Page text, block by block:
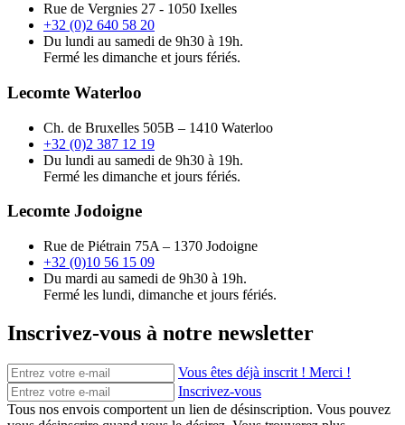
Rue de Vergnies 27 - 1050 Ixelles
+32 (0)2 640 58 20
Du lundi au samedi de 9h30 à 19h.
Fermé les dimanche et jours fériés.
Lecomte Waterloo
Ch. de Bruxelles 505B – 1410 Waterloo
+32 (0)2 387 12 19
Du lundi au samedi de 9h30 à 19h.
Fermé les dimanche et jours fériés.
Lecomte Jodoigne
Rue de Piétrain 75A – 1370 Jodoigne
+32 (0)10 56 15 09
Du mardi au samedi de 9h30 à 19h.
Fermé les lundi, dimanche et jours fériés.
Inscrivez-vous à notre newsletter
Vous êtes déjà inscrit ! Merci !
Inscrivez-vous
Tous nos envois comportent un lien de désinscription. Vous pouvez